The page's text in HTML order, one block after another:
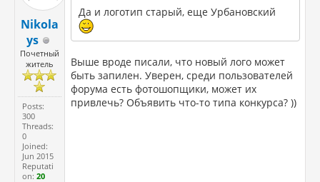
Nikola
ys
Почетный
житель
Posts:
300
Threads:
0
Joined:
Jun 2015
Reputati
on:20
Да и логотип старый, еще Урбановский
Выше вроде писали, что новый лого может
быть запилен. Уверен, среди пользователей
форума есть фотошопщики, может их
привлечь? Объявить что-то типа конкурса? ))